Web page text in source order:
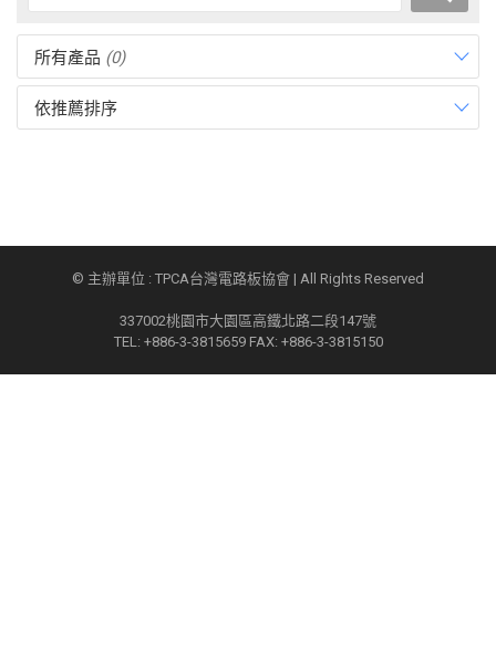
所有產品 (0)
依推薦排序
© 主辦單位 : TPCA台灣電路板協會 | All Rights Reserved
337002桃園市大園區高鐵北路二段147號
TEL: +886-3-3815659 FAX: +886-3-3815150